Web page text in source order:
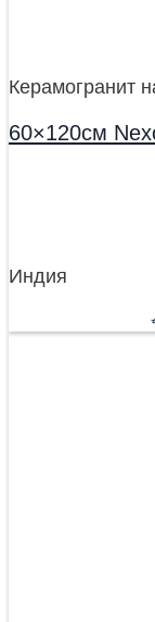
Керамогранит
60×120см
Индия